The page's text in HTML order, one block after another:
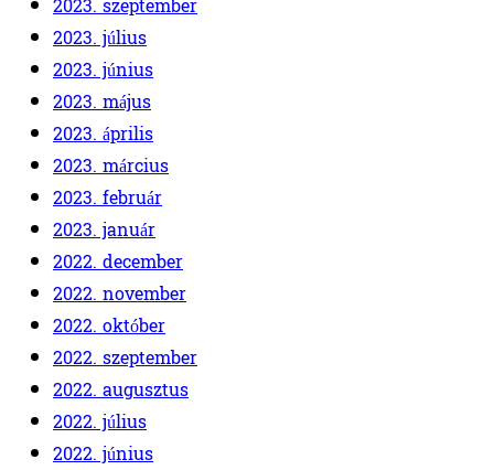
2023. július
2023. június
2023. május
2023. április
2023. március
2023. február
2023. január
2022. december
2022. november
2022. október
2022. szeptember
2022. augusztus
2022. július
2022. június